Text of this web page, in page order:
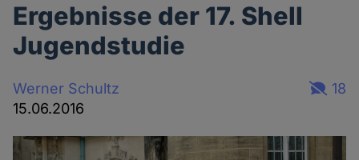
Ergebnisse der 17. Shell
Jugendstudie
Werner Schultz
15.06.2016
18